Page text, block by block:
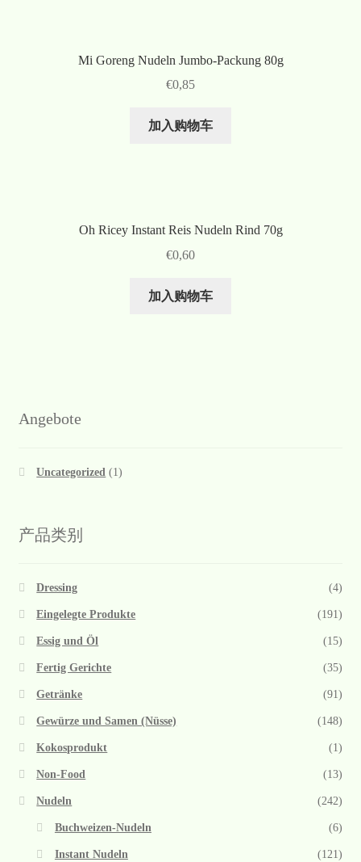
Mi Goreng Nudeln Jumbo-Packung 80g
€0,85
加入购物车
Oh Ricey Instant Reis Nudeln Rind 70g
€0,60
加入购物车
Angebote
Uncategorized (1)
产品类别
Dressing (4)
Eingelegte Produkte (191)
Essig und Öl (15)
Fertig Gerichte (35)
Getränke (91)
Gewürze und Samen (Nüsse) (148)
Kokosprodukt (1)
Non-Food (13)
Nudeln (242)
Buchweizen-Nudeln (6)
Instant Nudeln (121)